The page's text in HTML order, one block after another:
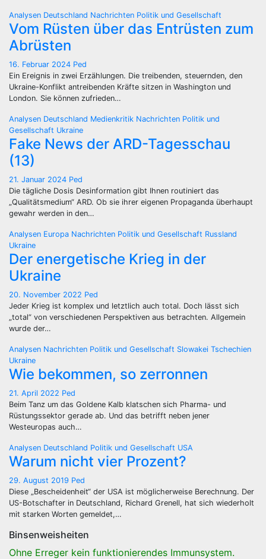
Analysen Deutschland Nachrichten Politik und Gesellschaft
Vom Rüsten über das Entrüsten zum
Abrüsten
16. Februar 2024 Ped
Ein Ereignis in zwei Erzählungen. Die treibenden, steuernden, den
Ukraine-Konflikt antreibenden Kräfte sitzen in Washington und
London. Sie können zufrieden…
Analysen Deutschland Medienkritik Nachrichten Politik und
Gesellschaft Ukraine
Fake News der ARD-Tagesschau
(13)
21. Januar 2024 Ped
Die tägliche Dosis Desinformation gibt Ihnen routiniert das
„Qualitätsmedium“ ARD. Ob sie ihrer eigenen Propaganda überhaupt
gewahr werden in den…
Analysen Europa Nachrichten Politik und Gesellschaft Russland
Ukraine
Der energetische Krieg in der
Ukraine
20. November 2022 Ped
Jeder Krieg ist komplex und letztlich auch total. Doch lässt sich
„total“ von verschiedenen Perspektiven aus betrachten. Allgemein
wurde der…
Analysen Nachrichten Politik und Gesellschaft Slowakei Tschechien
Ukraine
Wie bekommen, so zerronnen
21. April 2022 Ped
Beim Tanz um das Goldene Kalb klatschen sich Pharma- und
Rüstungssektor gerade ab. Und das betrifft neben jener
Westeuropas auch…
Analysen Deutschland Politik und Gesellschaft USA
Warum nicht vier Prozent?
29. August 2019 Ped
Diese „Bescheidenheit“ der USA ist möglicherweise Berechnung. Der
US-Botschafter in Deutschland, Richard Grenell, hat sich wiederholt
mit starken Worten gemeldet,…
Binsenweisheiten
Ohne Erreger kein funktionierendes Immunsystem.